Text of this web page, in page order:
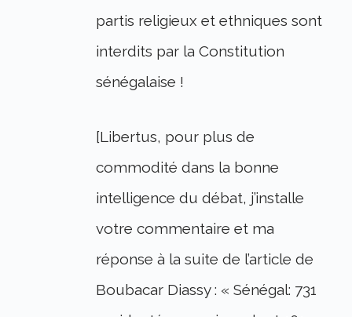
partis religieux et ethniques sont
interdits par la Constitution
sénégalaise !
[Libertus, pour plus de
commodité dans la bonne
intelligence du débat, j’installe
votre commentaire et ma
réponse à la suite de l’article de
Boubacar Diassy : « Sénégal: 731